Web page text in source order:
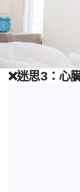
❌迷思3：心